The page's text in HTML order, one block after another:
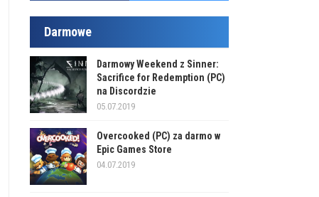
Darmowe
Darmowy Weekend z Sinner:
Sacrifice for Redemption (PC)
na Discordzie
05.07.2019
Overcooked (PC) za darmo w
Epic Games Store
04.07.2019